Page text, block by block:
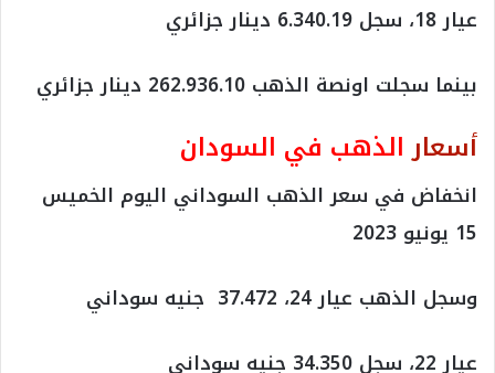
عيار 18، سجل 6.340.19 دينار جزائري
بينما سجلت اونصة الذهب 262.936.10 دينار جزائري
أسعارالذهب في السودان
انخفاض في سعر الذهب السوداني اليوم الخميس
15 يونيو 2023
وسجل الذهب عيار 24، 37.472 جنيه سوداني
عيار 22، سجل 34.350 جنيه سوداني